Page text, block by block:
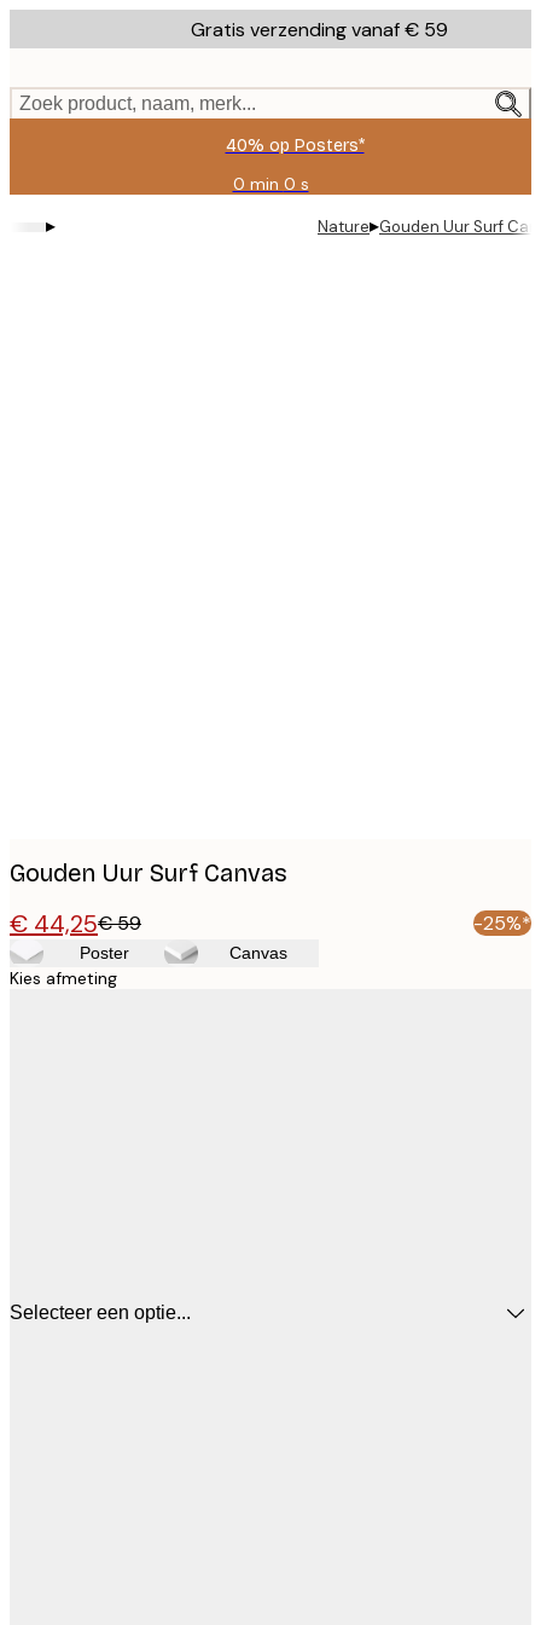
to
content.
Gratis verzending vanaf € 59
Zoek product, naam, merk...
40% op Posters*
0 min 0 s
Geldig
2026-
▸ Nature▸Gouden Uur Surf
Gouden Uur Surf Canvas
€ 44,25€ 59 -25%*
Poster Canvas
Kies afmeting
Selecteer een optie...